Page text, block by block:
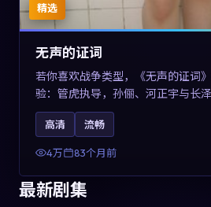
精选
无声的证词
若你喜欢战争类型，《无声的证词
验：管虎执导，孙俪、河正宇与长
2019年于澳大利亚上映，内容在罪
与个体关系，关键词包含高清流畅
转，适合检索「2019战争」「澳大
高清 流畅
4万 83个月前
最新剧集